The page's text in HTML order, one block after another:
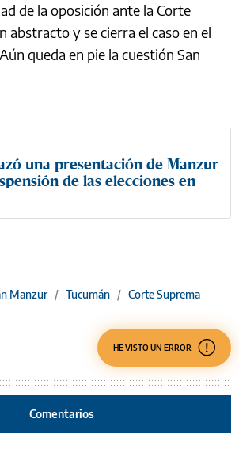
de la oposición ante la Corte
abstracto y se cierra el caso en el
queda en pie la cuestión San
una presentación de Manzur
de las elecciones en
Manzur / Tucumán / Corte Suprema
HE VISTO UN ERROR
Comentarios